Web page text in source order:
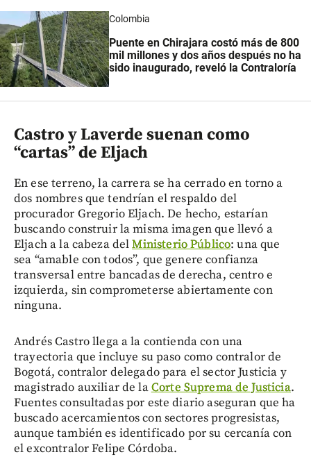
Colombia
Puente en Chirajara costó más de 800
mil millones y dos años después no ha
sido inaugurado, reveló la Contraloría
Castro y Laverde suenan como
“cartas” de Eljach
En ese terreno, la carrera se ha cerrado en torno a
dos nombres que tendrían el respaldo del
procurador Gregorio Eljach. De hecho, estarían
buscando construir la misma imagen que llevó a
Eljach a la cabeza delMinisterio Público: una que
sea “amable con todos”, que genere confianza
transversal entre bancadas de derecha, centro e
izquierda, sin comprometerse abiertamente con
ninguna.
Andrés Castro llega a la contienda con una
trayectoria que incluye su paso como contralor de
Bogotá, contralor delegado para el sector Justicia y
magistrado auxiliar de laCorte Suprema de Justicia.
Fuentes consultadas por este diario aseguran que ha
buscado acercamientos con sectores progresistas,
aunque también es identificado por su cercanía con
el excontralor Felipe Córdoba.